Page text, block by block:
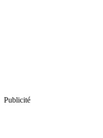
Publicité